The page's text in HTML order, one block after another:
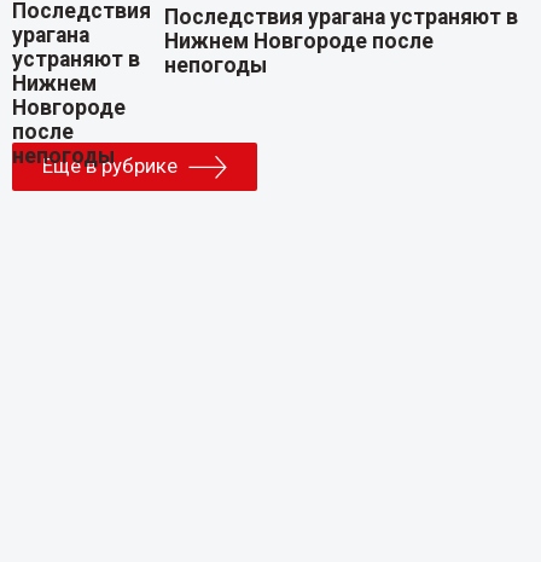
Последствия урагана устраняют в
Нижнем Новгороде после
непогоды
Еще в рубрике